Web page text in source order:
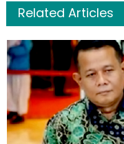
Related Articles